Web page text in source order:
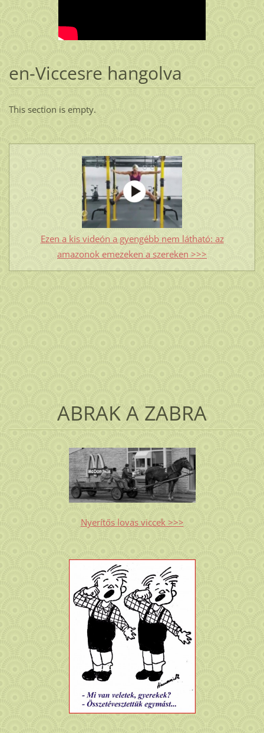
en-Viccesre hangolva
This section is empty.
Ezen a kis videón a gyengébb nem látható: az
amazonok emezeken a szereken >>>
ABRAK A ZABRA
Nyerítős lovas viccek >>>